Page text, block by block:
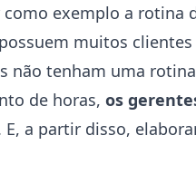
exemplo a rotina
muitos
não tenham uma
de horas, os
E, a partir disso,